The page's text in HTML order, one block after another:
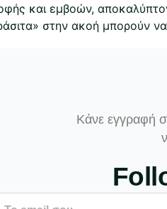
και εμβοών,
στην ακοή μπορούν
Κάνε εγγραφή